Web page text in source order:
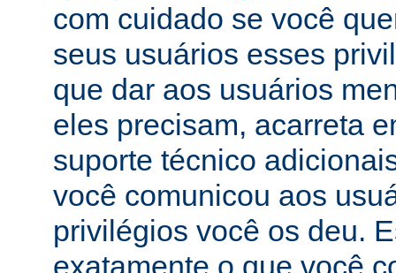
com cuidado se você
seus usuários esses
que dar aos usuários
eles precisam, acarreta
suporte técnico
você comunicou aos
privilégios você os deu.